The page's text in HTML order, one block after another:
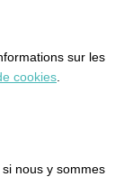
sur les
cookies
nous y sommes